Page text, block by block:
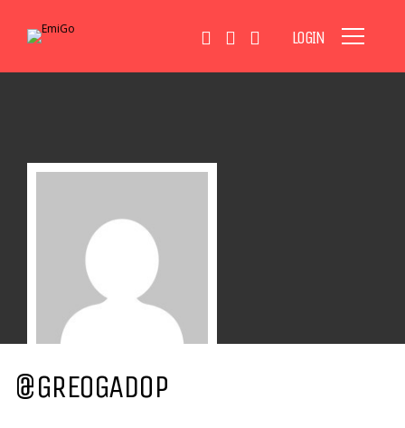
LOGIN
@GREOGADOP